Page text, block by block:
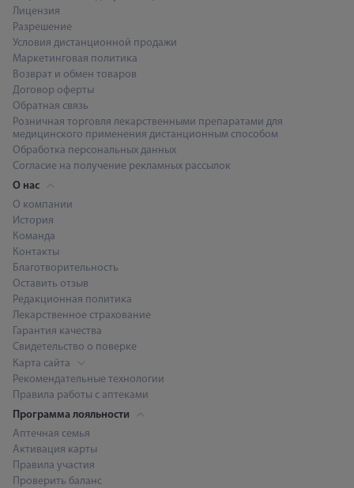
Лицензия
Разрешение
Условия дистанционной продажи
Маркетинговая политика
Возврат и обмен товаров
Договор оферты
Обратная связь
Розничная торговля лекарственными препаратами для
медицинского применения дистанционным способом
Обработка персональных данных
Согласие на получение рекламных рассылок
О нас
О компании
История
Команда
Контакты
Благотворительность
Оставить отзыв
Редакционная политика
Лекарственное страхование
Гарантия качества
Свидетельство о поверке
Карта сайта
Рекомендательные технологии
Правила работы с аптеками
Программа лояльности
Аптечная семья
Активация карты
Правила участия
Проверить баланс